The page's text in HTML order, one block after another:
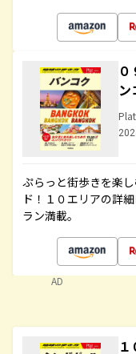
ン
Plat
ぷらっと街歩きを楽
ド！１０エリアの詳
ラン満載。
AD